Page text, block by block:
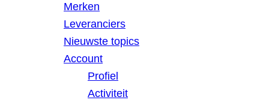
Merken
Leveranciers
Nieuwste topics
Account
Profiel
Activiteit